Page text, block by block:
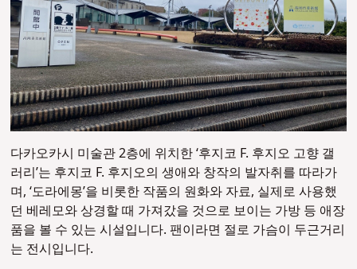
다카오카시 미술관 2층에 위치한 ‘후지코 F. 후지오 고향 갤
러리’는 후지코 F. 후지오의 생애와 창작의 발자취를 따라가
며, ‘도라에몽’을 비롯한 작품의 원화와 자료, 실제로 사용했
던 베레모와 상경할 때 가져갔을 것으로 보이는 가방 등 애장
품을 볼 수 있는 시설입니다. 팬이라면 절로 가슴이 두근거리
는 전시입니다.